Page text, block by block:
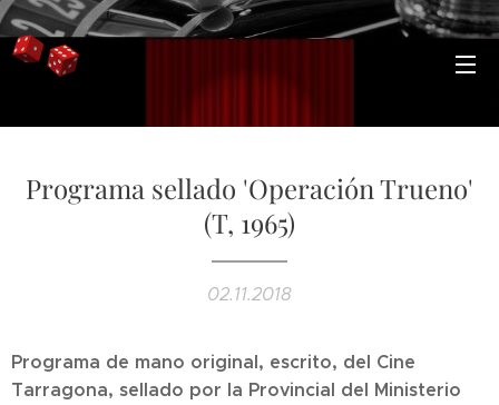
Programa sellado 'Operación Trueno'
(T, 1965)
02.11.2018
Programa de mano original, escrito, del Cine
Tarragona, sellado por la Provincial del Ministerio